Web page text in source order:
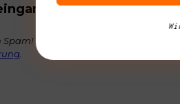
zu bekommen.
Erfahre mehr in unserer